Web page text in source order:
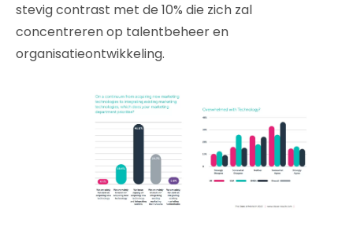
stevig contrast met de 10% die zich zal
concentreren op talentbeheer en
organisatieontwikkeling.